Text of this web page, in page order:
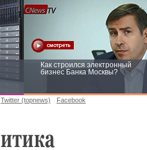
Как строился электронный
бизнес Банка Москвы?
Twitter (topnews) Facebook